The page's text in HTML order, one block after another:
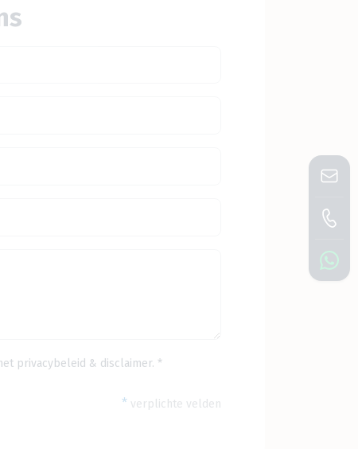
privacybeleid & disclaimer. *
* verplichte velden